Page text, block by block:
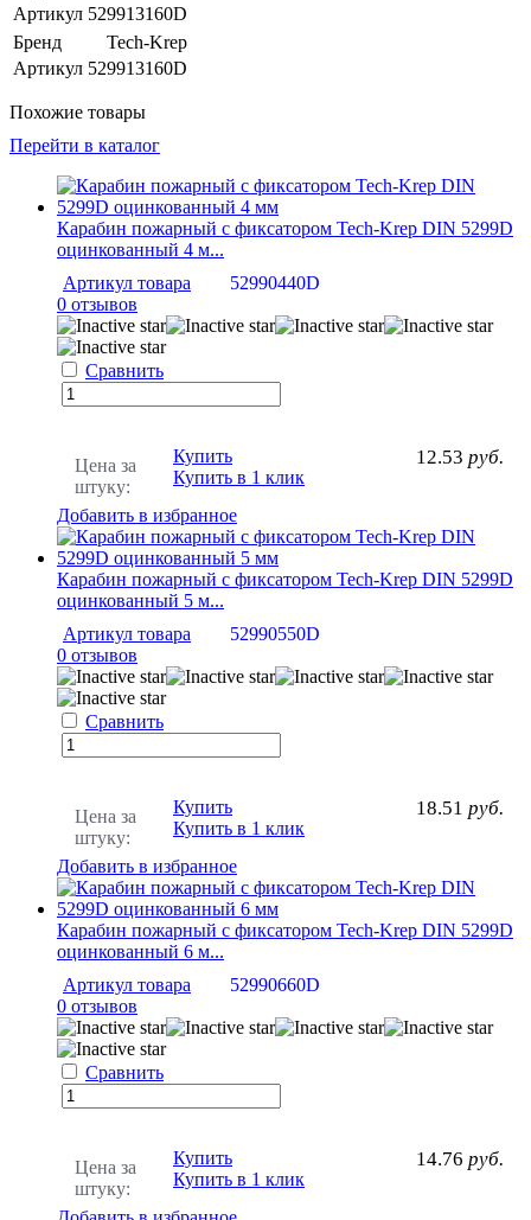
Артикул 529913160D
Бренд
Tech-Krep
Артикул 529913160D
Похожие товары
Перейти в каталог
Карабин пожарный с фиксатором Tech-Krep DIN 5299D
оцинкованный 4 м...
Артикул товара
52990440D
0 отзывов
Сравнить
Цена за
штуку:
12.53 руб.
Купить
Купить в 1 клик
Добавить в избранное
Карабин пожарный с фиксатором Tech-Krep DIN 5299D
оцинкованный 5 м...
Артикул товара
52990550D
0 отзывов
Сравнить
Цена за
штуку:
18.51 руб.
Купить
Купить в 1 клик
Добавить в избранное
Карабин пожарный с фиксатором Tech-Krep DIN 5299D
оцинкованный 6 м...
Артикул товара
52990660D
0 отзывов
Сравнить
Цена за
штуку:
14.76 руб.
Купить
Купить в 1 клик